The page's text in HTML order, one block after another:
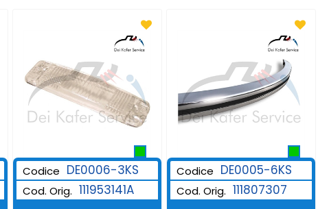
Codice DE0006-3KS
Cod. Orig. 111953141A
Codice DE0005-6KS
Cod. Orig. 111807307